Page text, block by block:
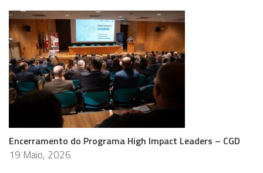
Encerramento do Programa High Impact Leaders – CGD
19 Maio, 2026